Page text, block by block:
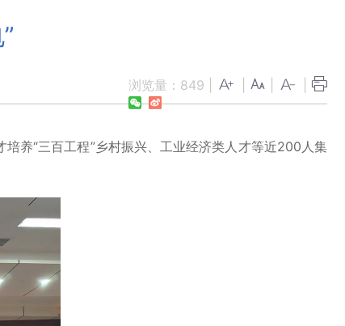
浏览量： 849
养“三百工程”乡村振兴、工业经济类人才等近200人集